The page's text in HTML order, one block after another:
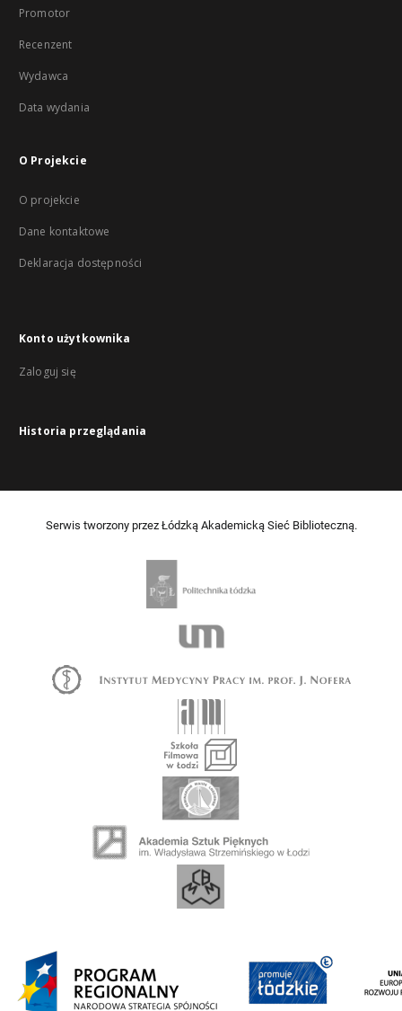
Promotor
Recenzent
Wydawca
Data wydania
O Projekcie
O projekcie
Dane kontaktowe
Deklaracja dostępności
Konto użytkownika
Zaloguj się
Historia przeglądania
Serwis tworzony przez Łódzką Akademicką Sieć Biblioteczną.